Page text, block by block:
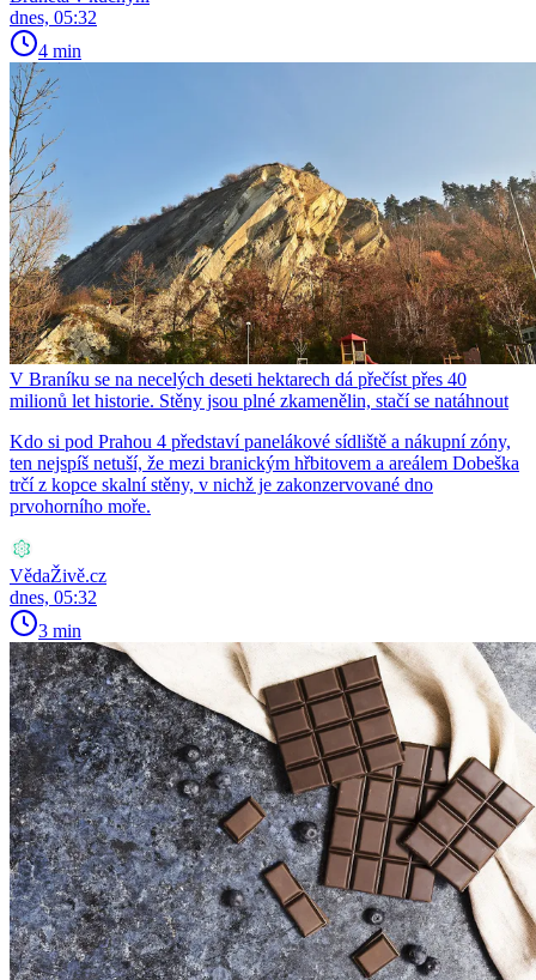
dnes, 05:32
4 min
V Braníku se na necelých deseti hektarech dá přečíst přes 40
milionů let historie. Stěny jsou plné zkamenělin, stačí se natáhnout
Kdo si pod Prahou 4 představí panelákové sídliště a nákupní zóny,
ten nejspíš netuší, že mezi branickým hřbitovem a areálem Dobeška
trčí z kopce skalní stěny, v nichž je zakonzervované dno
prvohorního moře.
VědaŽivě.cz
dnes, 05:32
3 min